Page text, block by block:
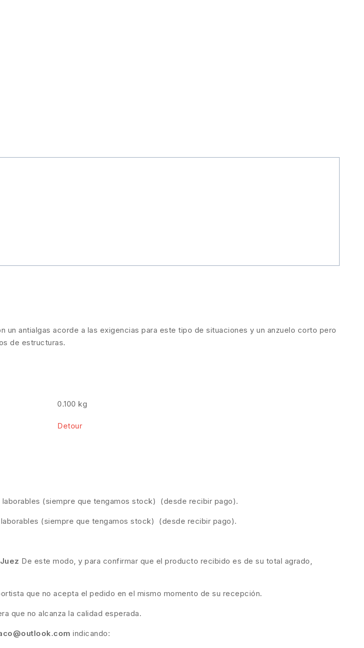
antialgas acorde a las exigencias para este tipo de situaciones y un anzuelo corto pero
de estructuras.
0.100 kg
Detour
(siempre que tengamos stock) (desde recibir pago).
(siempre que tengamos stock) (desde recibir pago).
De este modo, y para confirmar que el producto recibido es de su total agrado,
que no acepta el pedido en el mismo momento de su recepción.
que no alcanza la calidad esperada.
indicando: